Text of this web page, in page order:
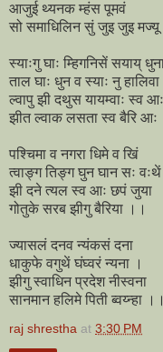
आजुई थ्यनक म्हंस पूमवं
सो समाधिलिन सुं जुइ जुइ
स्याःगु घाः म्हिगनिसें सयाय्
ताल घाः धुन व स्याः नु हालिवा
ल्वापु झी दथुस यायम्वाः स्व आः
झीत ल्वाक लसता स्व बैरि आः
पश्चिमा व नगरा धिमे व खिं
त्वाङ्ग तिङ्ग घुन घान सः
झी दने त्यल स्व आः छपं जुया
गोतुके सरब झीगु बैरिया ।।
ज्यासलं दनव न्यंकसं दना
धाकुफे वगुथें घंघ्वरं न्यना ।
झीगु स्वाधिन प्रदेश नीस्वना
सानमान हलिमे पिती ब्वय्न्हा ।।
raj shrestha at 3:30 PM